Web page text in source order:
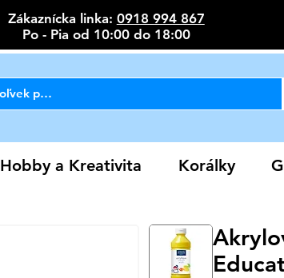
Zákaznícka linka: 0918 994 867
Po - Pia od 10:00 do 18:00
Hobby a Kreativita Korálky